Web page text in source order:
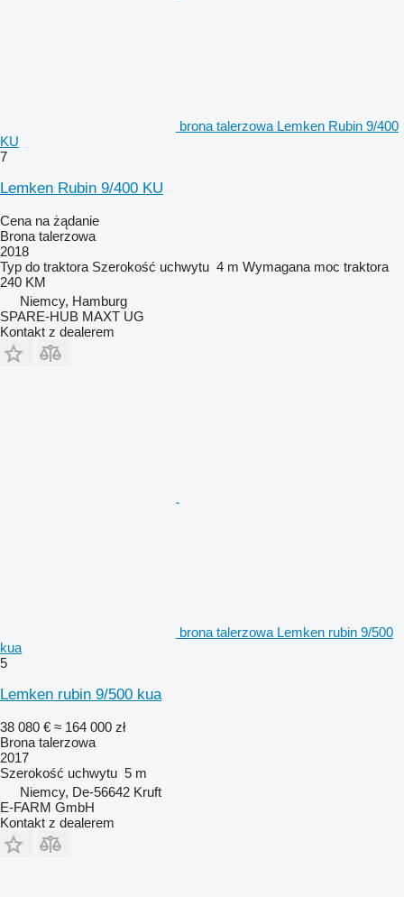
brona talerzowa Lemken Rubin 9/400
KU
7
Lemken Rubin 9/400 KU
Cena na żądanie
Brona talerzowa
2018
Typ do traktora Szerokość uchwytu 4 m Wymagana moc traktora
240 KM
Niemcy, Hamburg
SPARE-HUB MAXT UG
Kontakt z dealerem
brona talerzowa Lemken rubin 9/500
kua
5
Lemken rubin 9/500 kua
38 080 € ≈ 164 000 zł
Brona talerzowa
2017
Szerokość uchwytu 5 m
Niemcy, De-56642 Kruft
E-FARM GmbH
Kontakt z dealerem